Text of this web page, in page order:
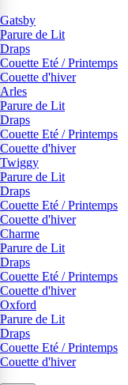
Gatsby
Parure de Lit
Draps
Couette Eté / Printemps
Couette d'hiver
Arles
Parure de Lit
Draps
Couette Eté / Printemps
Couette d'hiver
Twiggy
Parure de Lit
Draps
Couette Eté / Printemps
Couette d'hiver
Charme
Parure de Lit
Draps
Couette Eté / Printemps
Couette d'hiver
Oxford
Parure de Lit
Draps
Couette Eté / Printemps
Couette d'hiver